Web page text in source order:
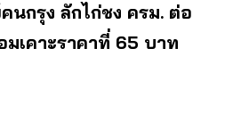
นกรุง ลักไก่ชง ครม. ต่อ
เคาะราคาที่ 65 บาท